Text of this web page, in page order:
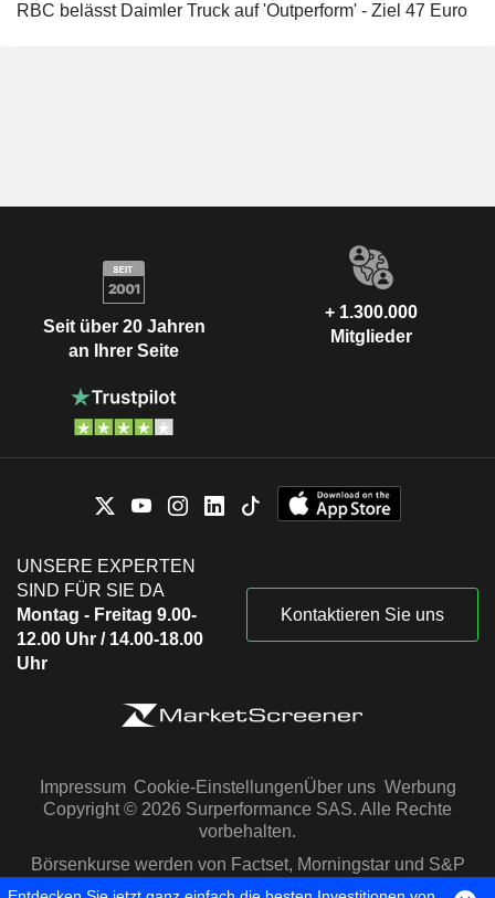
RBC belässt Daimler Truck auf 'Outperform' - Ziel 47 Euro
Seit über 20 Jahren
an Ihrer Seite
+ 1.300.000
Mitglieder
UNSERE EXPERTEN
SIND FÜR SIE DA
Montag - Freitag 9.00-
12.00 Uhr / 14.00-18.00
Uhr
Kontaktieren Sie uns
Impressum Cookie-EinstellungenÜber uns Werbung
Copyright © 2026 Surperformance SAS. Alle Rechte
vorbehalten.
Börsenkurse werden von Factset, Morningstar und S&P
Capital IQ zur Verfügung gestellt